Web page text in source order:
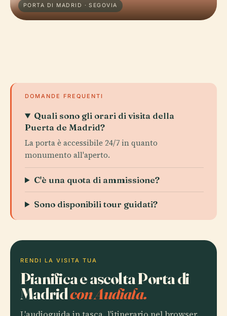
PORTA DI MADRID · SEGOVIA
DOMANDE FREQUENTI
Quali sono gli orari di visita della
Puerta de Madrid?
La porta è accessibile 24/7 in quanto
monumento all'aperto.
C'è una quota di ammissione?
Sono disponibili tour guidati?
RENDI LA VISITA TUA
Pianifica e ascolta Porta di
Madridcon Audiala.